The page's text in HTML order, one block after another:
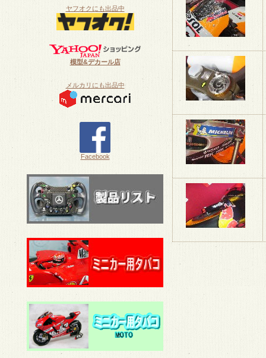
ヤフオクにも出品中
模型&デカール店
メルカリにも出品中
Facebook